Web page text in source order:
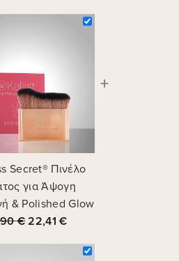
Secret® Πινέλο
για Άψογη
& Polished Glow
€22,41€
+